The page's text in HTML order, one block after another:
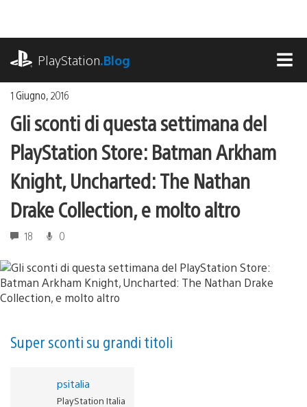
contenuto
PlayStation.Blog
1 Giugno, 2016
Gli sconti di questa settimana del
PlayStation Store: Batman Arkham
Knight, Uncharted: The Nathan
Drake Collection, e molto altro
18 0
Super sconti su grandi titoli
psitalia
PlayStation Italia